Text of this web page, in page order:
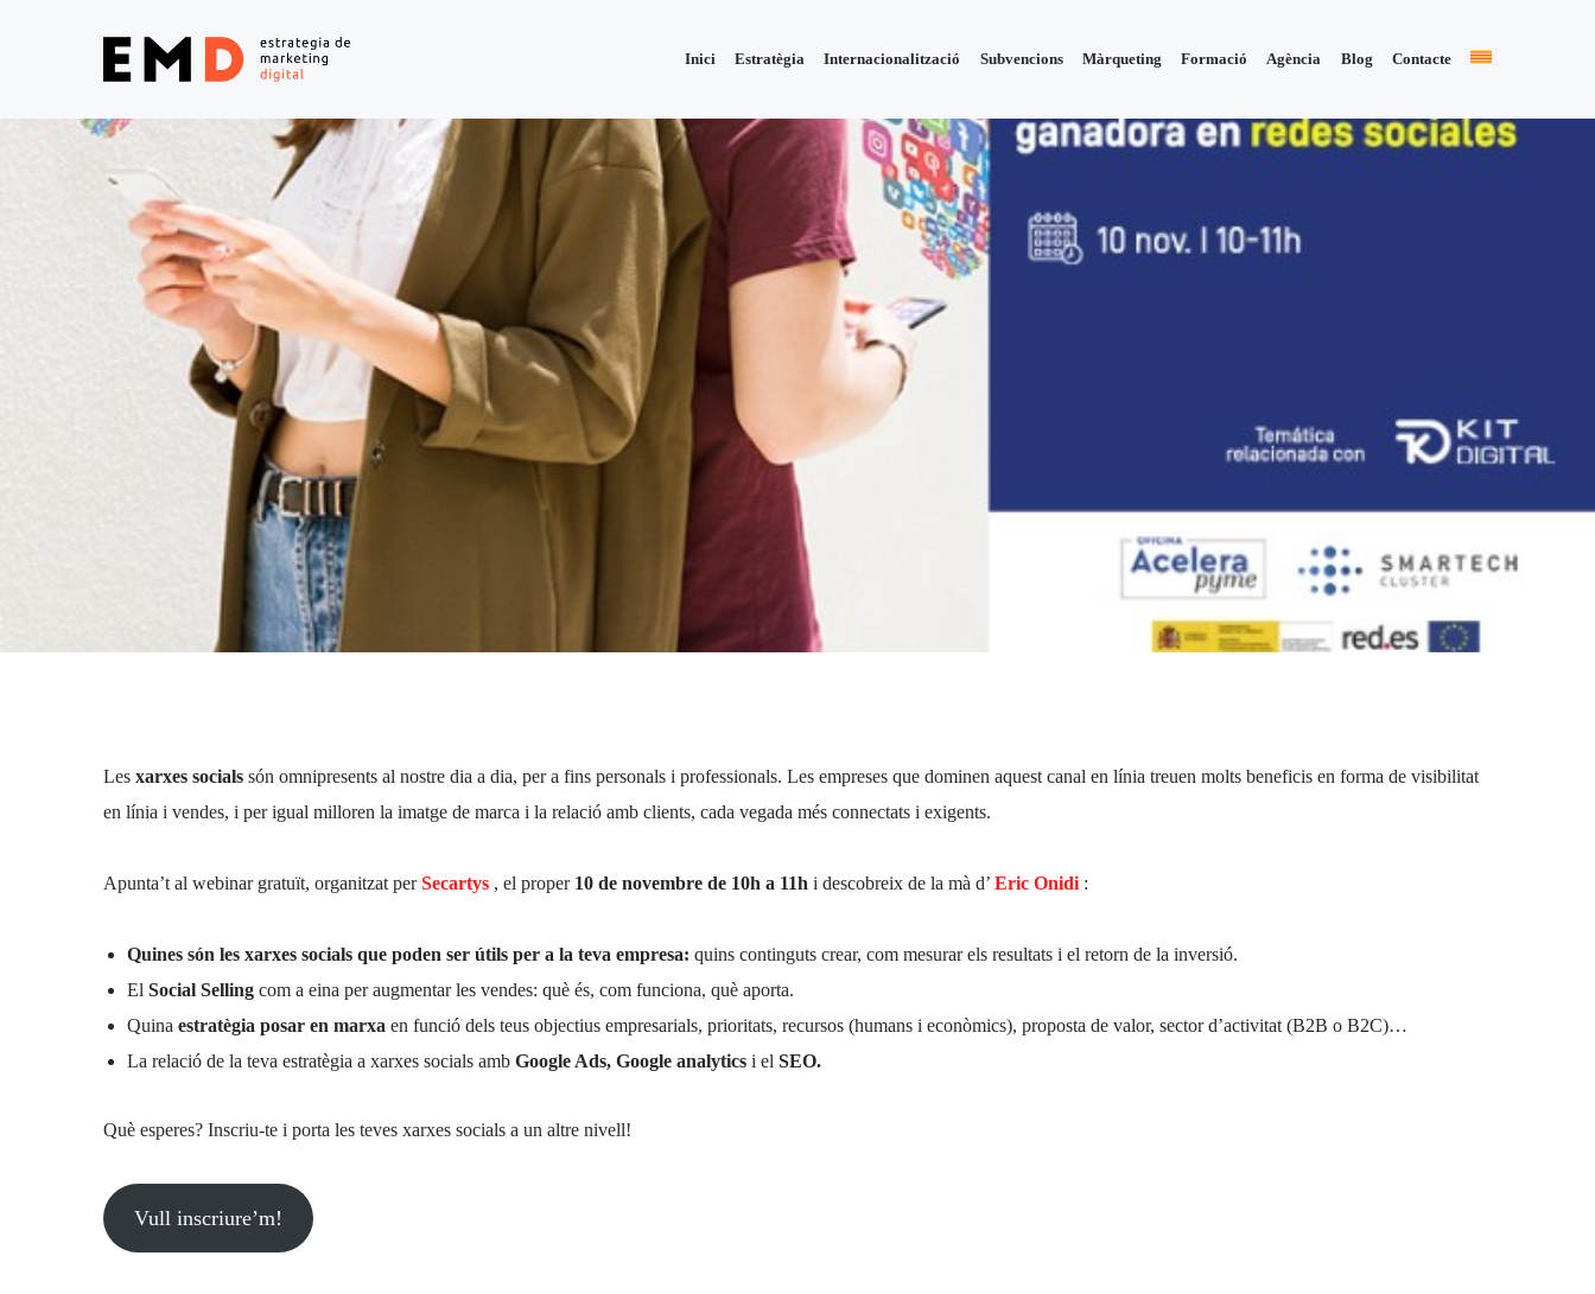
Inici Estratègia Internacionalització Subvencions Màrqueting Formació Agència Blog Contacte
SENSE CATEGORIA
17 d'octubre de 2022
Les xarxes socials són omnipresents al nostre dia a dia, per a fins personals i professionals. Les empreses que dominen aquest canal en línia treuen molts beneficis en forma de visibilitat
en línia i vendes, i per igual milloren la imatge de marca i la relació amb clients, cada vegada més connectats i exigents.
Apunta’t al webinar gratuït, organitzat perSecartys , el proper 10 de novembre de 10h a 11h i descobreix de la mà d’ Eric Onidi :
Quines són les xarxes socials que poden ser útils per a la teva empresa: quins continguts crear, com mesurar els resultats i el retorn de la inversió.
El Social Selling com a eina per augmentar les vendes: què és, com funciona, què aporta.
Quina estratègia posar en marxa en funció dels teus objectius empresarials, prioritats, recursos (humans i econòmics), proposta de valor, sector d’activitat (B2B o B2C)…
La relació de la teva estratègia a xarxes socials amb Google Ads, Google analytics i el SEO.
Què esperes? Inscriu-te i porta les teves xarxes socials a un altre nivell!
Vull inscriure’m!